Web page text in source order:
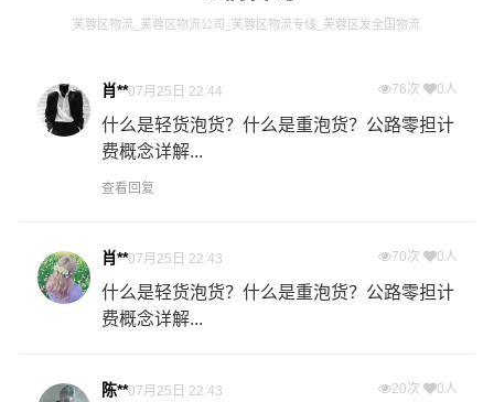
芙蓉区物流_芙蓉区物流公司_芙蓉区物流专线_芙蓉区发全国物流
肖**07月25日 22:44 76次 0人
什么是轻货泡货？什么是重泡货？公路零担计
费概念详解...
查看回复
肖**07月25日 22:43 70次 0人
什么是轻货泡货？什么是重泡货？公路零担计
费概念详解...
陈**07月25日 22:43 20次 0人